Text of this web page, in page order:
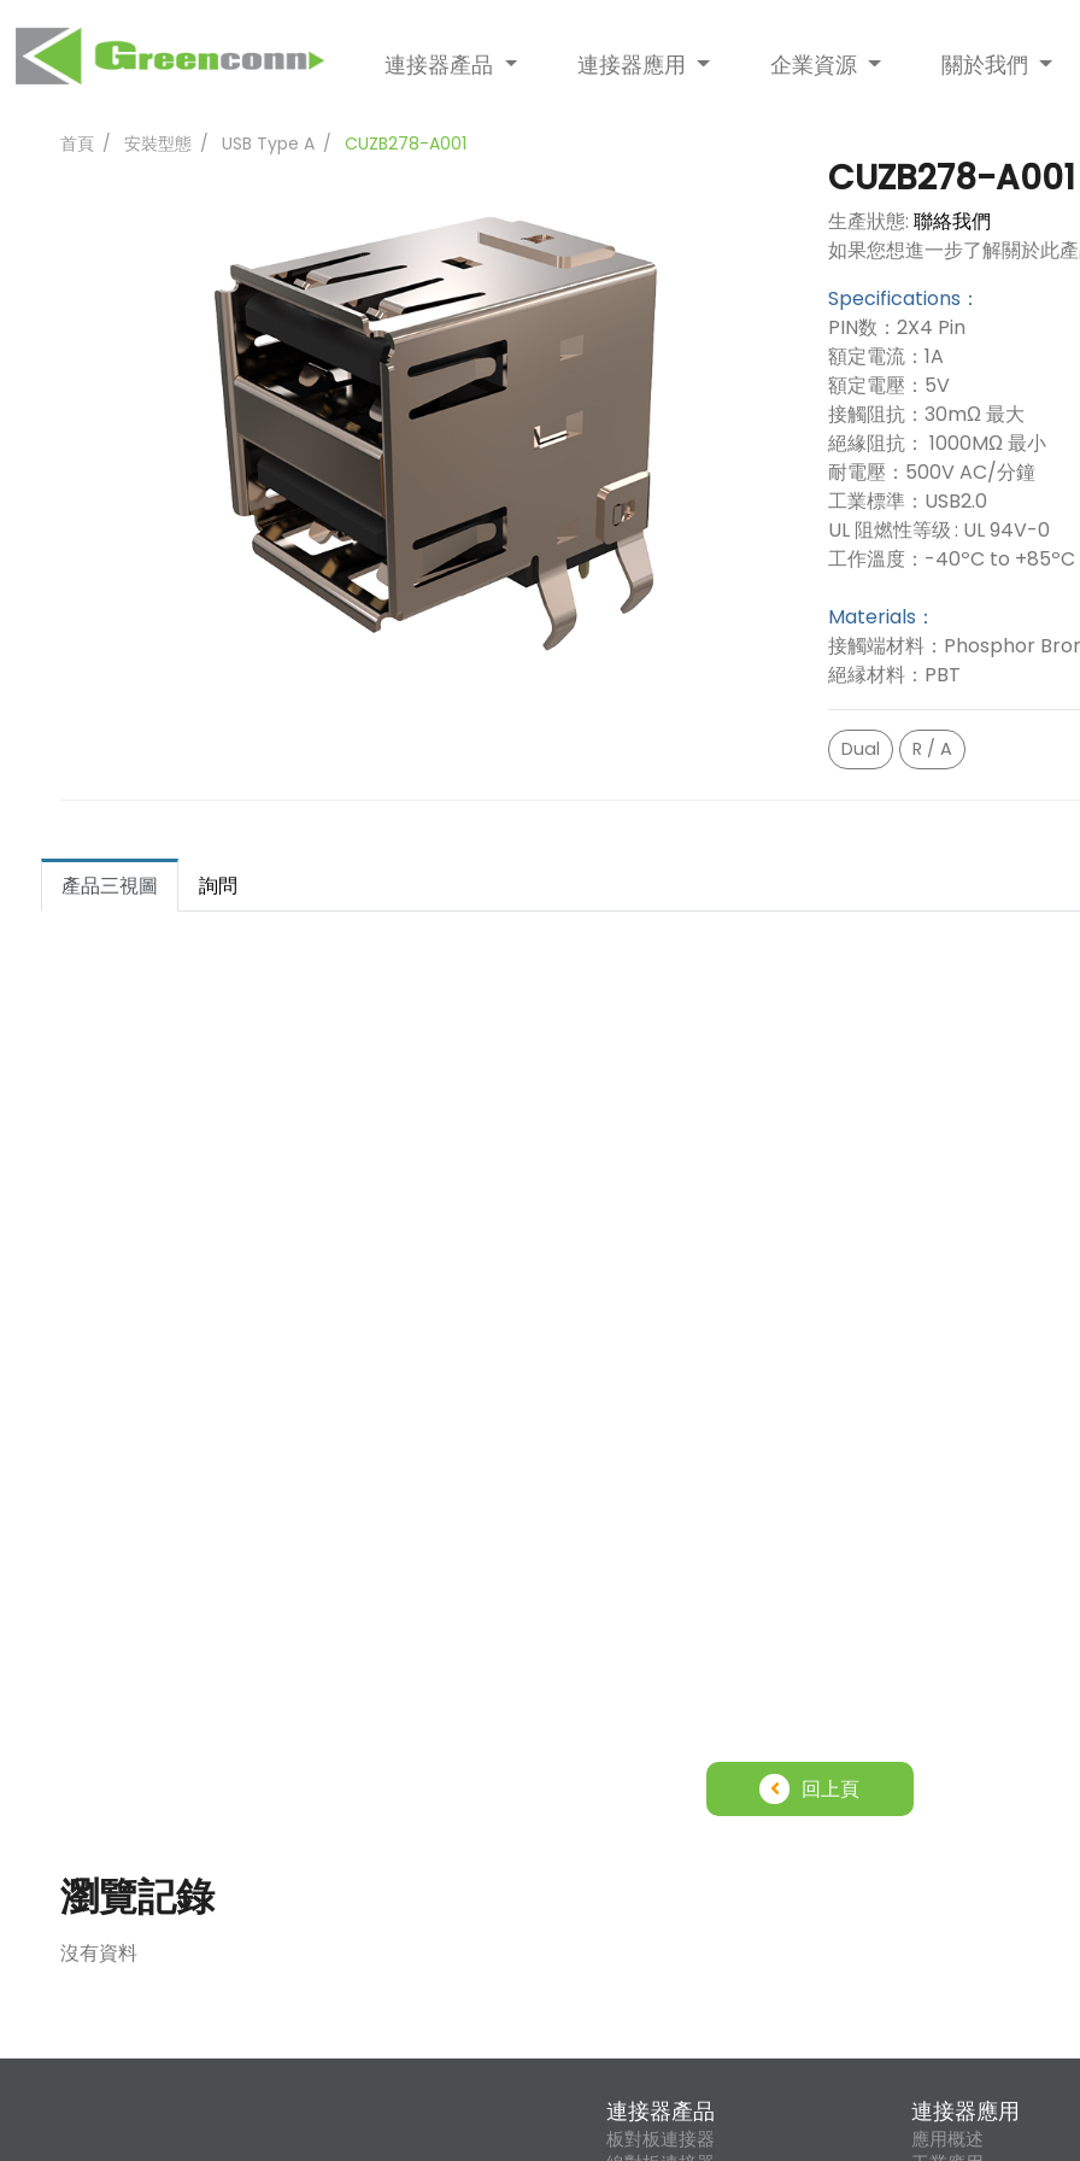
連接器產品 連接器應用 企業資源 關於我們
首頁 安裝型態 USB Type A CUZB278-A001
CUZB278-A001
生產狀態: 聯絡我們
如果您想進一步了解關於此
Specifications：
PIN数：2X4 Pin
額定電流：1A
額定電壓：5V
接觸阻抗：30mΩ 最大
絕緣阻抗： 1000MΩ 最小
耐電壓：500V AC/分鐘
工業標準：USB2.0
UL 阻燃性等级 : UL 94V-0
工作溫度：-40ºC to +85ºC
Materials：
接觸端材料：Phosphor
絕縁材料：PBT
Dual R / A
產品三視圖 詢問
回上頁
瀏覽記錄
沒有資料
連接器產品
板對板連接器
連接器應用
應用概述